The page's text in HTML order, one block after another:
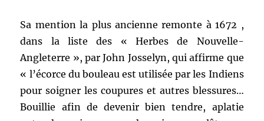
Sa mention la plus ancienne remonte à 1672 ,
dans la liste des « Herbes de Nouvelle-
Angleterre », par John Josselyn, qui affirme que
« l’écorce du bouleau est utilisée par les Indiens
pour soigner les coupures et autres blessures…
Bouillie afin de devenir bien tendre, aplatie